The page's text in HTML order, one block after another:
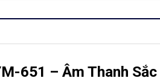
651 – Âm Thanh